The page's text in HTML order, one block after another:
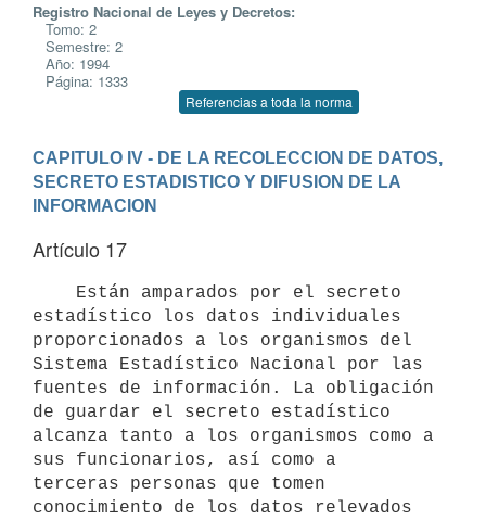
Registro Nacional de Leyes y Decretos:
Tomo: 2
Semestre: 2
Año: 1994
Página: 1333
Referencias a toda la norma
CAPITULO IV - DE LA RECOLECCION DE DATOS,
SECRETO ESTADISTICO Y DIFUSION DE LA
INFORMACION
Artículo 17
estadístico los datos individuales
proporcionados a los organismos del
Sistema Estadístico Nacional por las
fuentes de información. La obligación
de guardar el secreto estadístico
alcanza tanto a los organismos como a
sus funcionarios, así como a
terceras personas que tomen
conocimiento de los datos relevados